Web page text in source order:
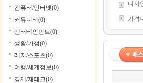
컴퓨터/인터넷(0)
커뮤니티(0)
엔터테인먼트(0)
생활/가정(0)
레저/스포츠(0)
여행/세계정보(0)
경제/재테크(0)
디자
가격